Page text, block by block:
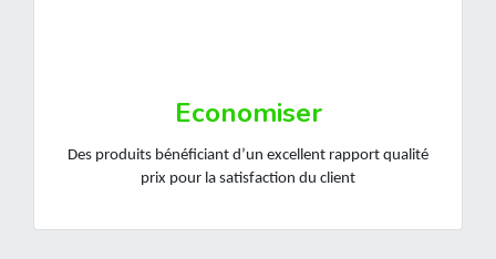
Economiser
Des produits bénéficiant d’un excellent rapport qualité
prix pour la satisfaction du client